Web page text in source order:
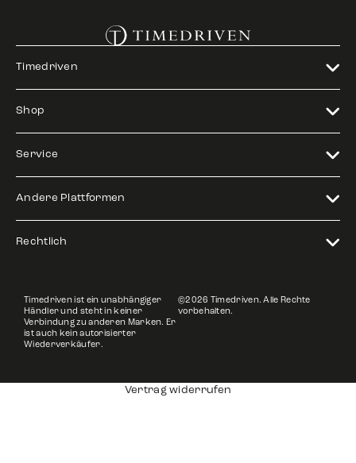
Timedriven
Shop
Service
Andere Plattformen
Rechtlich
Timedriven ist ein unabhängiger
Händler und steht in keiner
Verbindung zu anderen Marken. Er
ist auch kein autorisierter
Wiederverkäufer.
©2026 Timedriven. Alle Rechte
vorbehalten.
Vertrag widerrufen